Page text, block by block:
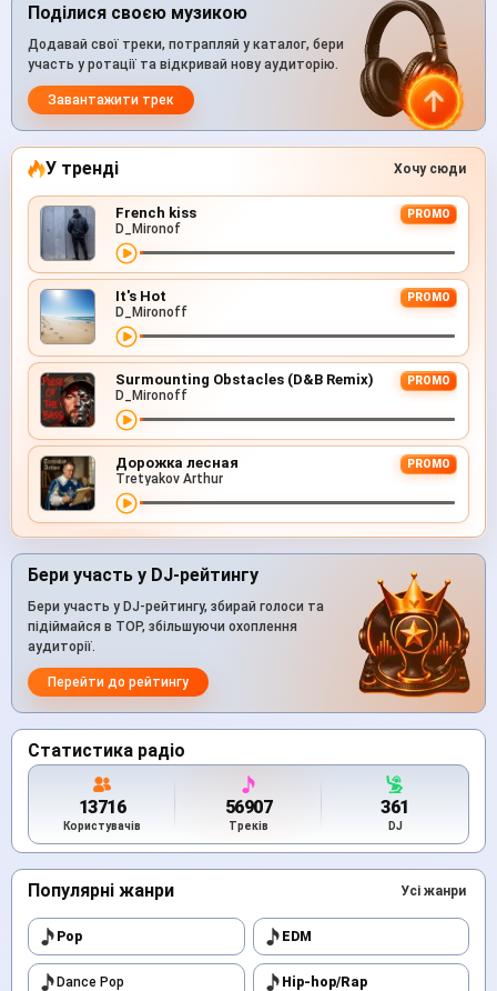
Поділися своєю музикою
Додавай свої треки, потрапляй у каталог, бери
участь у ротації та відкривай нову аудиторію.
Завантажити трек
У тренді Хочу сюди
French kiss PROMO
D_Mironof
It's Hot PROMO
D_Mironoff
Surmounting Obstacles (D&B Remix) PROMO
D_Mironoff
Дорожка лесная PROMO
Tretyakov Arthur
Бери участь у DJ-рейтингу
Бери участь у DJ-рейтингу, збирай голоси та
підіймайся в TOP, збільшуючи охоплення
аудиторії.
Перейти до рейтингу
Статистика радіо
13716
Користувачів
56907
Треків
361
DJ
Популярні жанри Усі жанри
Pop EDM
Dance Pop Hip-hop/Rap